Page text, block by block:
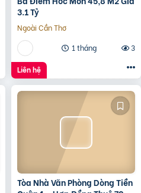
3.1 Tỷ
Ngoài Cần Thơ
1 tháng
3
Liên hệ
Tòa Nhà Văn Phòng Dòng Tiền